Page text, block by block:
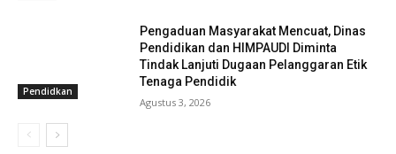
Pendidkan
Pengaduan Masyarakat Mencuat, Dinas
Pendidikan dan HIMPAUDI Diminta
Tindak Lanjuti Dugaan Pelanggaran Etik
Tenaga Pendidik
Agustus 3, 2026